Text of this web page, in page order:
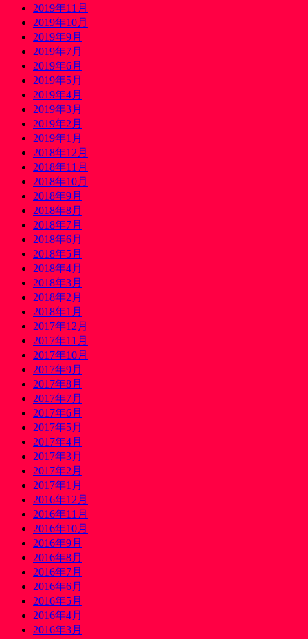
2019年11月
2019年10月
2019年9月
2019年7月
2019年6月
2019年5月
2019年4月
2019年3月
2019年2月
2019年1月
2018年12月
2018年11月
2018年10月
2018年9月
2018年8月
2018年7月
2018年6月
2018年5月
2018年4月
2018年3月
2018年2月
2018年1月
2017年12月
2017年11月
2017年10月
2017年9月
2017年8月
2017年7月
2017年6月
2017年5月
2017年4月
2017年3月
2017年2月
2017年1月
2016年12月
2016年11月
2016年10月
2016年9月
2016年8月
2016年7月
2016年6月
2016年5月
2016年4月
2016年3月